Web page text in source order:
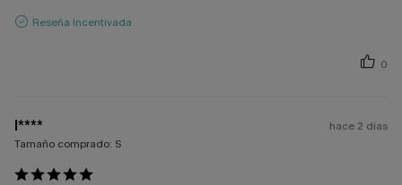
Reseña Incentivada
0
l****
hace 2 días
Tamaño comprado: S